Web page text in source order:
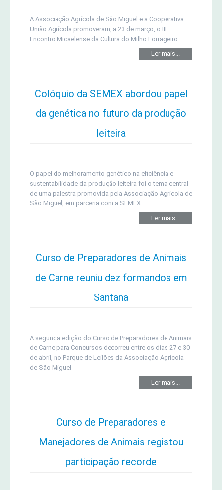
A Associação Agrícola de São Miguel e a Cooperativa
União Agrícola promoveram, a 23 de março, o III
Encontro Micaelense da Cultura do Milho Forrageiro
Ler mais...
Colóquio da SEMEX abordou papel
da genética no futuro da produção
leiteira
O papel do melhoramento genético na eficiência e
sustentabilidade da produção leiteira foi o tema central
de uma palestra promovida pela Associação Agrícola de
São Miguel, em parceria com a SEMEX
Ler mais...
Curso de Preparadores de Animais
de Carne reuniu dez formandos em
Santana
A segunda edição do Curso de Preparadores de Animais
de Carne para Concursos decorreu entre os dias 27 e 30
de abril, no Parque de Leilões da Associação Agrícola
de São Miguel
Ler mais...
Curso de Preparadores e
Manejadores de Animais registou
participação recorde